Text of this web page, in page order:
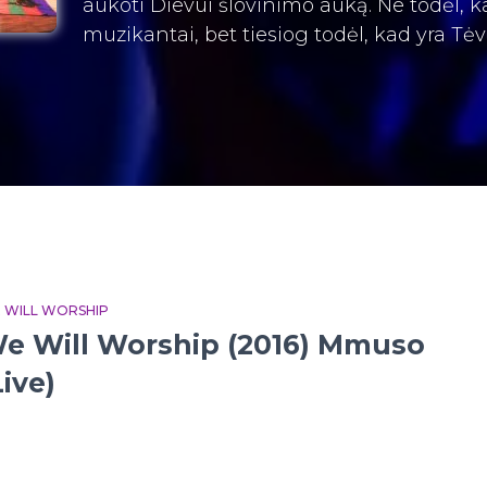
aukoti Dievui šlovinimo auką. Ne todėl,
muzikantai, bet tiesiog todėl, kad yra
WILL WORSHIP
Will Worship (2016) Mmuso